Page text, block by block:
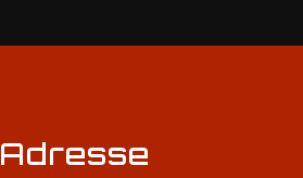
Adresse